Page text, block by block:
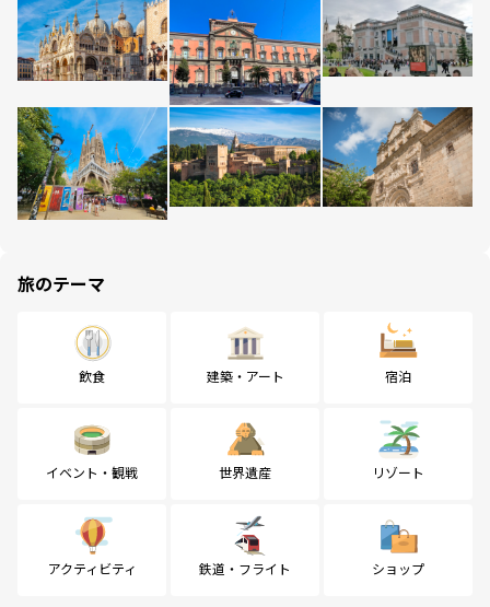
旅のテーマ
飲食 建築・アート 宿泊
イベント・観戦 世界遺産 リゾート
アクティビティ 鉄道・フライト ショップ